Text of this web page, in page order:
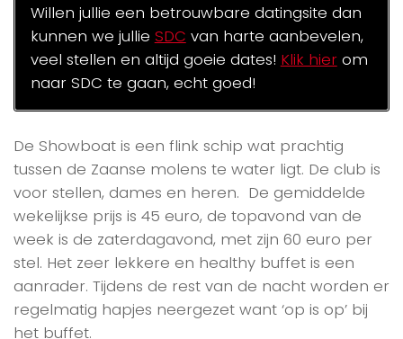
Willen jullie een betrouwbare datingsite dan
kunnen we jullie SDC van harte aanbevelen,
veel stellen en altijd goeie dates! Klik hierom
naar SDC te gaan, echt goed!
De Showboat is een flink schip wat prachtig
tussen de Zaanse molens te water ligt. De club is
voor stellen, dames en heren. De gemiddelde
wekelijkse prijs is 45 euro, de topavond van de
week is de zaterdagavond, met zijn 60 euro per
stel. Het zeer lekkere en healthy buffet is een
aanrader. Tijdens de rest van de nacht worden er
regelmatig hapjes neergezet want ‘op is op’ bij
het buffet.